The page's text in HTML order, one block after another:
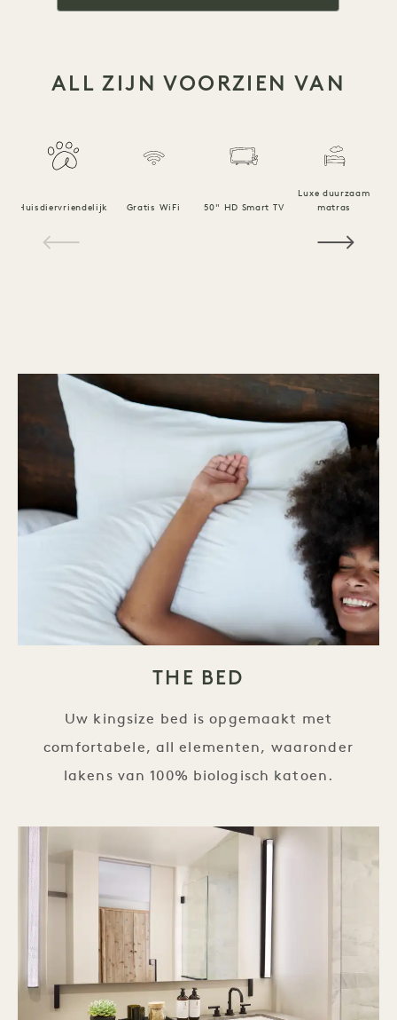
ALL ZIJN VOORZIEN VAN
Huisdiervriendelijk Gratis WiFi 50" HD Smart TV
Luxe duurzaam
matras
THE BED
Uw kingsize bed is opgemaakt met
comfortabele, all elementen, waaronder
lakens van 100% biologisch katoen.